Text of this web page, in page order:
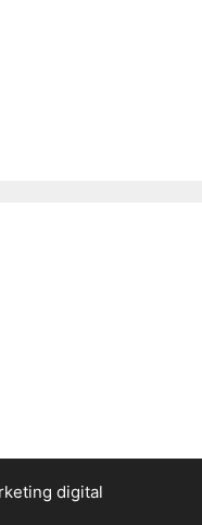
digital